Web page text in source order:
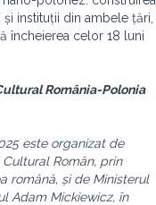
instituții din ambele țări,
încheierea celor 18 luni
România-Polonia
este organizat de
Român, prin
română, și de Ministerul
Adam Mickiewicz, în